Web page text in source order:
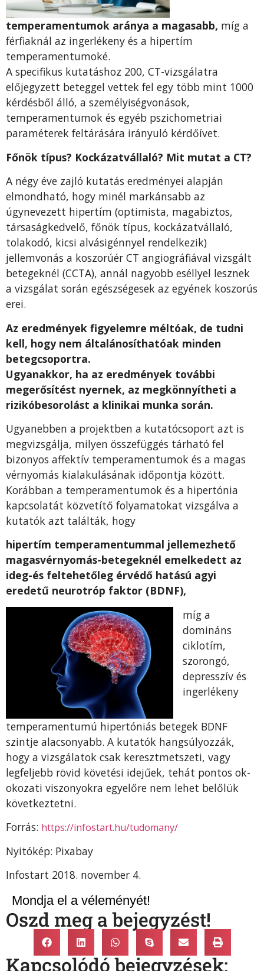
temperamentumok aránya a magasabb, míg a
férfiaknál az ingerlékeny és a hipertím
temperamentumoké.
A specifikus kutatáshoz 200, CT-vizsgálatra
előjegyzett beteggel vettek fel egy több mint 1000
kérdésből álló, a személyiségvonások,
temperamentumok és egyéb pszichometriai
paraméterek feltárására irányuló kérdőívet.
Főnök típus? Kockázatvállaló? Mit mutat a CT?
A négy éve zajló kutatás eredményei alapján
elmondható, hogy minél markánsabb az
úgynevezett hipertím (optimista, magabiztos,
társaságkedvelő, főnök típus, kockázatvállaló,
tolakodó, kicsi alvásigénnyel rendelkezik)
jellemvonás a koszorúér CT angiográfiával vizsgált
betegeknél (CCTA), annál nagyobb eséllyel lesznek
a vizsgálat során egészségesek az egyének koszorús
erei.
Az eredmények figyelemre méltóak, de tudni
kell, hogy nem általánosíthatóak minden
betegcsoportra.
Ugyanakkor, ha az eredmények további
megerősítést nyernek, az megkönnyítheti a
rizikóbesorolást a klinikai munka során.
Ugyanebben a projektben a kutatócsoport azt is
megvizsgálja, milyen összefüggés tárható fel
bizonyos affektív temperamentumok és a magas
vérnyomás kialakulásának időpontja között.
Korábban a temperamentumok és a hipertónia
kapcsolatát közvetítő folyamatokat vizsgálva a
kutatók azt találták, hogy
hipertím temperamentummal jellemezhető
magasvérnyomás-betegeknél emelkedett az
ideg-és feltehetőleg érvédő hatású agyi
eredetű neurotróp faktor (BDNF),
míg a
domináns
ciklotím,
szorongó,
depresszív és
ingerlékeny
temperamentumú hipertóniás betegek BDNF
szintje alacsonyabb. A kutatók hangsúlyozzák,
hogy a vizsgálatok csak keresztmetszeti, vagy
legfeljebb rövid követési idejűek, tehát pontos ok-
okozati viszonyokra egyelőre nem lehet belőlük
következtetni.
Forrás: https://infostart.hu/tudomany/
Nyitókép: Pixabay
Infostart 2018. november 4.
Mondja el a véleményét!
Oszd meg a bejegyzést!
Kapcsolódó bejegyzések: